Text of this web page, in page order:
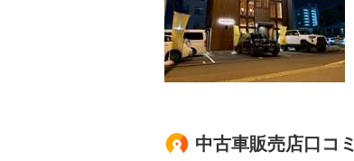
中古車販売店口コミ